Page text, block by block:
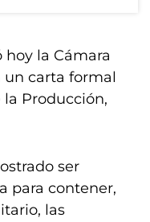
la Cámara
un carta formal
Producción,
ser
para contener,
las